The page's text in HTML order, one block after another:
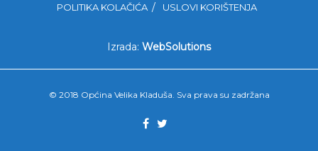
POLITIKA KOLAČIĆA
USLOVI KORIŠTENJA
Izrada: WebSolutions
© 2018 Općina Velika Kladuša. Sva prava su zadržana